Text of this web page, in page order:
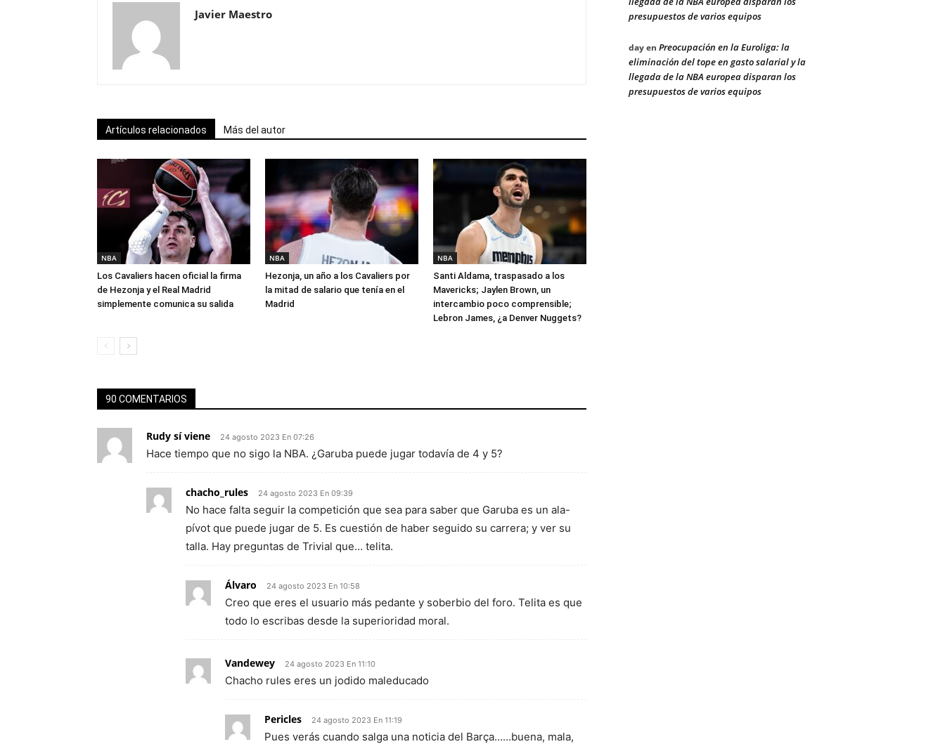
Javier Maestro
Artículos relacionados Más del autor
NBA
Los Cavaliers hacen oficial la firma
de Hezonja y el Real Madrid
simplemente comunica su salida
NBA
Hezonja, un año a los Cavaliers por
la mitad de salario que tenía en el
Madrid
NBA
Santi Aldama, traspasado a los
Mavericks; Jaylen Brown, un
intercambio poco comprensible;
Lebron James, ¿a Denver Nuggets?
90 COMENTARIOS
Rudy sí viene 24 agosto 2023 En 07:26
Hace tiempo que no sigo la NBA. ¿Garuba puede jugar todavía de 4 y 5?
chacho_rules 24 agosto 2023 En 09:39
No hace falta seguir la competición que sea para saber que Garuba es un ala-
pívot que puede jugar de 5. Es cuestión de haber seguido su carrera; y ver su
talla. Hay preguntas de Trivial que… telita.
Álvaro 24 agosto 2023 En 10:58
Creo que eres el usuario más pedante y soberbio del foro. Telita es que
todo lo escribas desde la superioridad moral.
Vandewey 24 agosto 2023 En 11:10
Chacho rules eres un jodido maleducado
Pericles 24 agosto 2023 En 11:19
Pues verás cuando salga una noticia del Barça……buena, mala,
presupuestos de varios equipos
dayen Preocupación en la Euroliga: la
eliminación del tope en gasto salarial y la
llegada de la NBA europea disparan los
presupuestos de varios equipos